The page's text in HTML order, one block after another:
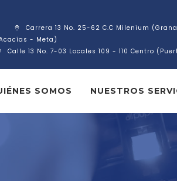
Carrera 13 No. 25-62 C.C Milenium
- Meta)
Calle 13 No. 7-03 Locales 109 - 110 Centro
SOMOS NUESTROS